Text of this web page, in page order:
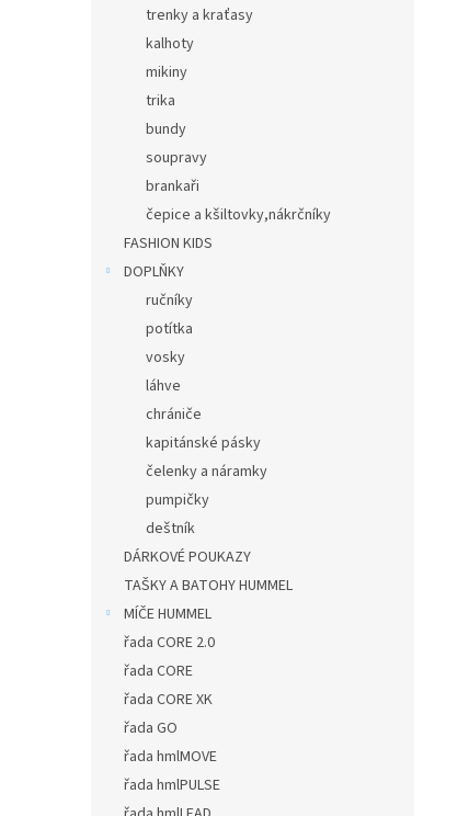
trenky a kraťasy
kalhoty
mikiny
trika
bundy
soupravy
brankaři
čepice a kšiltovky,nákrčníky
FASHION KIDS
DOPLŇKY
ručníky
potítka
vosky
láhve
chrániče
kapitánské pásky
čelenky a náramky
pumpičky
deštník
DÁRKOVÉ POUKAZY
TAŠKY A BATOHY HUMMEL
MÍČE HUMMEL
řada CORE 2.0
řada CORE
řada CORE XK
řada GO
řada hmlMOVE
řada hmlPULSE